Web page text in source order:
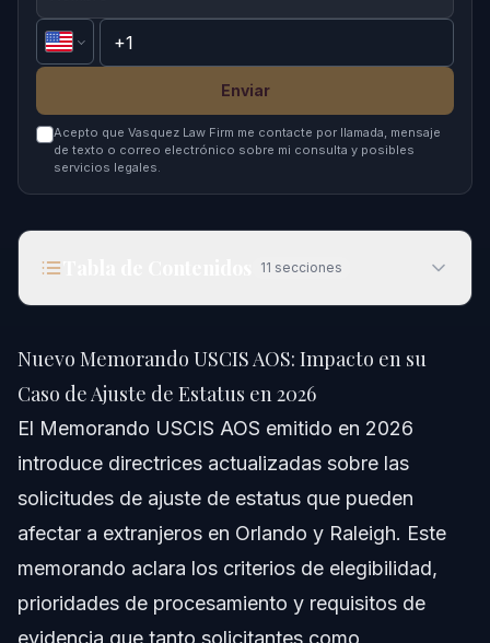
Enviar
Acepto que Vasquez Law Firm me contacte por llamada, mensaje
de texto o correo electrónico sobre mi consulta y posibles
servicios legales.
11 secciones
Respuesta Rápida
Comprendiendo el Memorando USCIS AOS
Antecedentes y Propósito
Pasos Clave a Seguir tras el Memorando
Nuevo Memorando USCIS AOS: Impacto en su
Caso de Ajuste de Estatus en 2026
El Memorando USCIS AOS emitido en 2026
introduce directrices actualizadas sobre las
solicitudes de ajuste de estatus que pueden
afectar a extranjeros en Orlando y Raleigh. Este
memorando aclara los criterios de elegibilidad,
prioridades de procesamiento y requisitos de
evidencia que tanto solicitantes como